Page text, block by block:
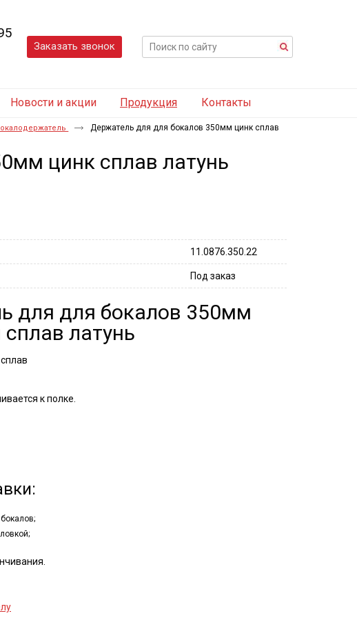
Заказать звонок
Новости и акции Продукция Контакты
Держатель для для бокалов 350мм цинк сплав
цинк сплав латунь
11.0876.350.22
Под заказ
для для бокалов 350мм
латунь
к полке.